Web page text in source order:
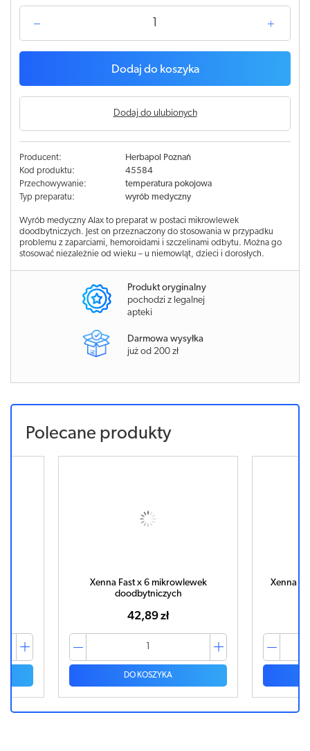
Dodaj do koszyka
Dodaj do ulubionych
Producent:
Herbapol Poznań
Kod produktu:
45584
Przechowywanie:
temperatura pokojowa
Typ preparatu:
wyrób medyczny
Wyrób medyczny Alax to preparat w postaci mikrowlewek
doodbytniczych. Jest on przeznaczony do stosowania w przypadku
problemu z zaparciami, hemoroidami i szczelinami odbytu. Można go
stosować niezależnie od wieku – u niemowląt, dzieci i dorosłych.
Produkt oryginalny
pochodzi z legalnej
apteki
Darmowa wysyłka
już od 200 zł
Polecane produkty
Xenna Fast x 6 mikrowlewek
doodbytniczych
42,89 zł
DO KOSZYKA
Xenna